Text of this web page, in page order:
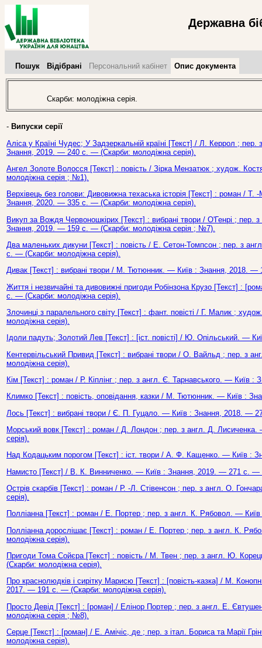
Державна
Пошук Відібрані Персональний кабінет Опис документа
Скарби: молодіжна серія.
- Випуски серії
Аліса у Країні Чудес; У Задзеркальній країні [Текст] / Л. Керрол ;
Знання, 2019. — 240 с. — (Скарби: молодіжна серія).
Ангел Золоте Волосся [Текст] : повість / Зірка Мензатюк ; худож.
молодіжна серія ; №1).
Верхівець без голови: Дивовижна техаська історія [Текст] : роман /
Знання, 2020. — 335 с. — (Скарби: молодіжна серія).
Викуп за Вождя Червоношкірих [Текст] : вибрані твори / О'Генрі ;
Знання, 2019. — 159 с. — (Скарби: молодіжна серія ; №7).
Два маленьких дикуни [Текст] : повість / Е. Сетон-Томпсон ; пер. з
с. — (Скарби: молодіжна серія).
Дивак [Текст] : вибрані твори / М. Тютюнник. — Київ : Знання, 2018. —
Життя і незвичайні та дивовижні пригоди Робінзона Крузо [Текст] :
с. — (Скарби: молодіжна серія).
Злочинці з паралельного світу [Текст] : фант. повісті / Г. Малик ;
молодіжна серія).
Ідоли падуть; Золотий Лев [Текст] : [іст. повісті] / Ю. Опільський. —
Кентервільський Привид [Текст] : вибрані твори / О. Вайльд ; пер. з
молодіжна серія).
Кім [Текст] : роман / Р. Кіплінг ; пер. з англ. Є. Тарнавського. — Київ
Климко [Текст] : повість, оповідання, казки / М. Тютюнник. — Київ :
Лось [Текст] : вибрані твори / Є. П. Гуцало. — Київ : Знання, 2018. —
Морський вовк [Текст] : роман / Д. Лондон ; пер. з англ. Д.
серія).
Над Кодацьким порогом [Текст] : іст. твори / А. Ф. Кащенко. — Київ :
Намисто [Текст] / В. К. Винниченко. — Київ : Знання, 2019. — 271 с. —
Острів скарбів [Текст] : роман / Р. -Л. Стівенсон ; пер. з англ. О.
серія).
Полліанна [Текст] : роман / Е. Портер ; пер. з англ. К. Рябовол. —
Полліанна дорослішає [Текст] : роман / Е. Портер ; пер. з англ. К.
молодіжна серія).
Пригоди Тома Сойєра [Текст] : повість / М. Твен ; пер. з англ. Ю.
(Скарби: молодіжна серія).
Про краснолюдків і сирітку Марисю [Текст] : [повість-казка] / М.
2017. — 191 с. — (Скарби: молодіжна серія).
Просто Девід [Текст] : [роман] / Елінор Портер ; пер. з англ. Е.
молодіжна серія ; №8).
Серце [Текст] : [роман] / Е. Амічіс, де ; пер. з італ. Бориса та Марії
молодіжна серія).